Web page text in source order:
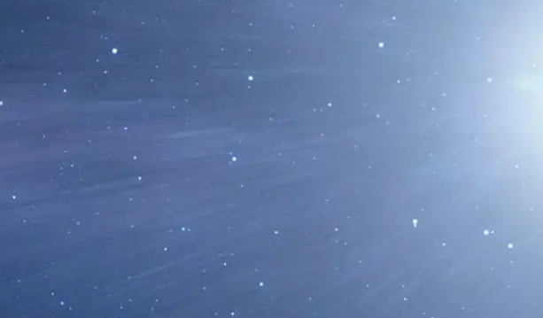
Luz
El 1 de Diciembre de 2024, BepiColombo sobrevoló Mercurio por
quinta vez. Durante este sobrevuelo, BepiColombo...